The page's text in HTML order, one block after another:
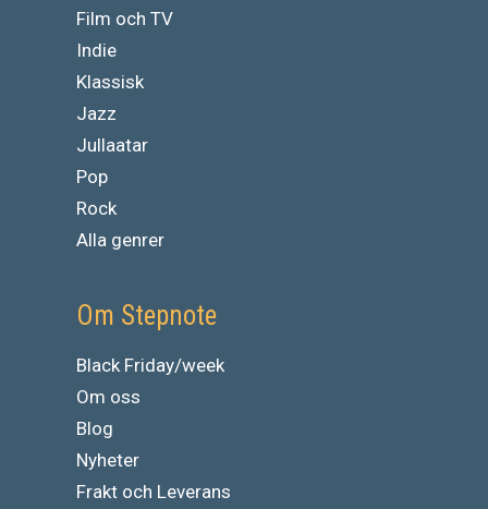
Film och TV
Indie
Klassisk
Jazz
Jullaatar
Pop
Rock
Alla genrer
Om Stepnote
Black Friday/week
Om oss
Blog
Nyheter
Frakt och Leverans